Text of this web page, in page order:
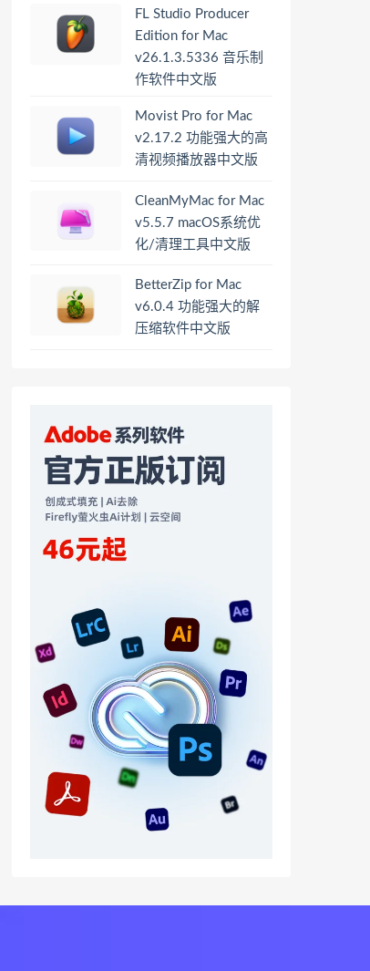
FL Studio Producer
Edition for Mac
v26.1.3.5336 音乐制
作软件中文版
Movist Pro for Mac
v2.17.2 功能强大的高
清视频播放器中文版
CleanMyMac for Mac
v5.5.7 macOS系统优
化/清理工具中文版
BetterZip for Mac
v6.0.4 功能强大的解
压缩软件中文版